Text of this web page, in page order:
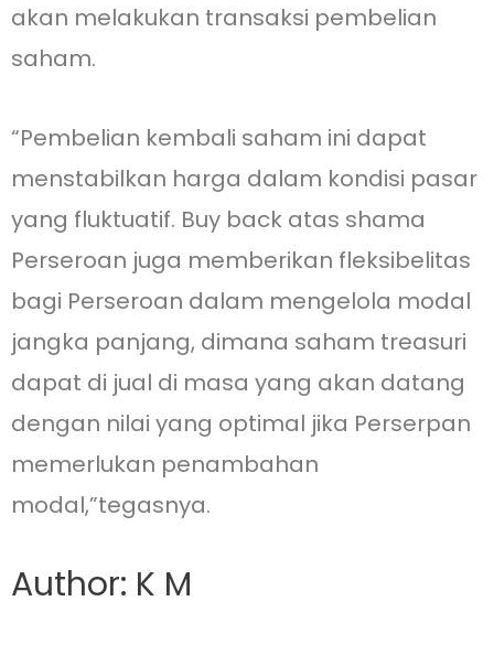
akan melakukan transaksi pembelian
saham.
“Pembelian kembali saham ini dapat
menstabilkan harga dalam kondisi pasar
yang fluktuatif. Buy back atas shama
Perseroan juga memberikan fleksibelitas
bagi Perseroan dalam mengelola modal
jangka panjang, dimana saham treasuri
dapat di jual di masa yang akan datang
dengan nilai yang optimal jika Perserpan
memerlukan penambahan
modal,”tegasnya.
Author: K M